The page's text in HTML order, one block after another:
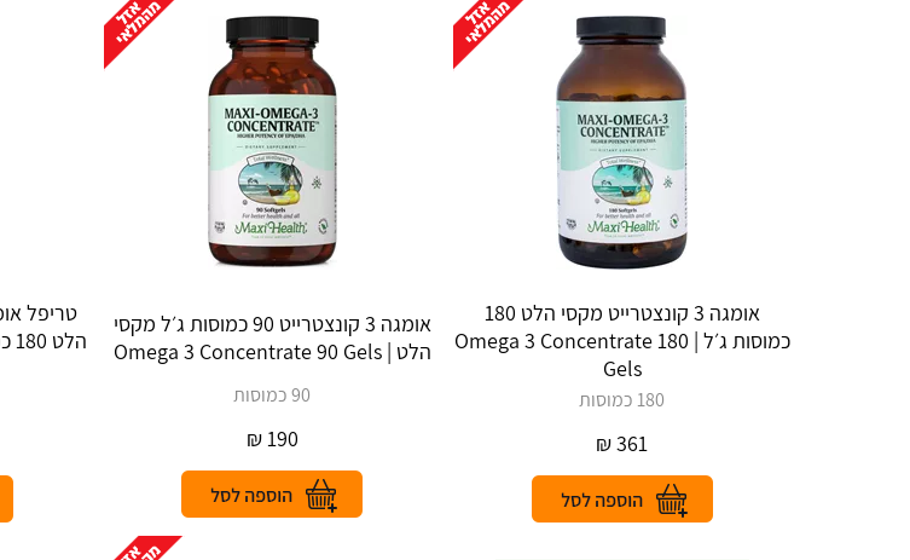
אומגה 3 קונצטרייט מקסי הלט 180
כמוסות ג׳ל | Omega 3 Concentrate 180
Gels
180 כמוסות
361
₪
אומגה 3 קונצטרייט 90 כמוסות ג׳ל מקסי
הלט | Omega 3 Concentrate 90 Gels
90 כמוסות
190
₪